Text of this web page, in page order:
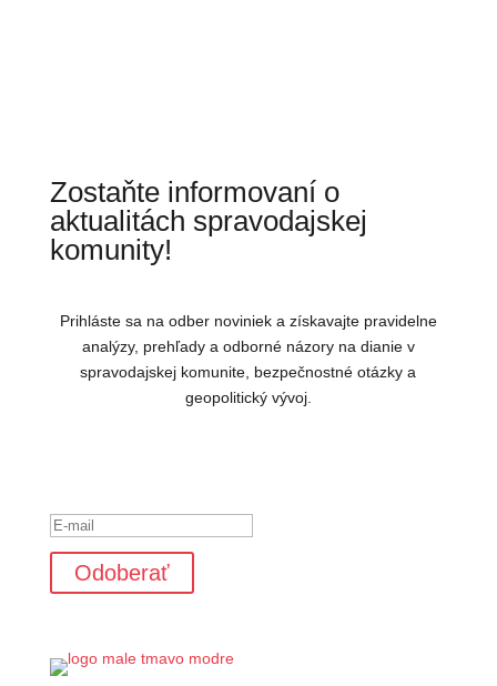
Zostaňte informovaní o
aktualitách spravodajskej
komunity!
Prihláste sa na odber noviniek a získavajte pravidelne
analýzy, prehľady a odborné názory na dianie v
spravodajskej komunite, bezpečnostné otázky a
geopolitický vývoj.
Odoberať